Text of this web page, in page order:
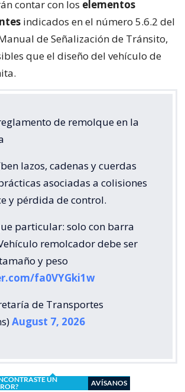
contar con los elementos
indicados en el número 5.6.2 del
de Señalización de Tránsito,
que el diseño del vehículo de
de remolque en la
lazos, cadenas y cuerdas
asociadas a colisiones
y pérdida de control.
particular: solo con barra
remolcador debe ser
y peso
fa0VYGki1w
de Transportes
August 7, 2026
UN
AVÍSANOS